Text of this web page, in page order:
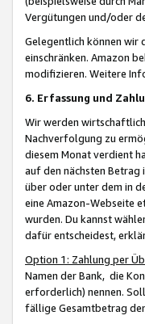
Vergütungen und/oder
Gelegentlich können wir
einschränken. Amazon
modifizieren. Weitere
6. Erfassung und
Wir werden
Nachverfolgung zu
diesem Monat verdient
auf den nächsten Betrag
über oder unter dem in
eine Amazon-Webseite
wurden. Du kannst
dafür entscheidest,
Option 1: Zahlung per
Namen der Bank, die
erforderlich) nennen.
fällige Gesamtbetrag